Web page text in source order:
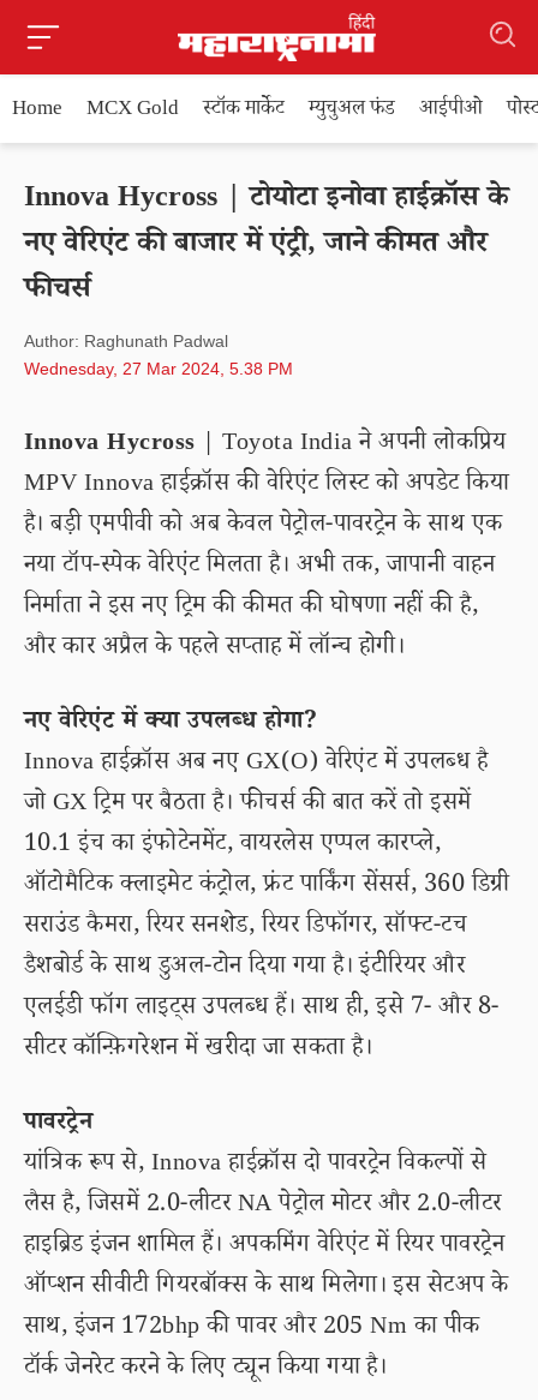
Home MCX Gold स्टॉक मार्केट म्युचुअल फंड आईपीओ
Innova Hycross | टोयोटा इनोवा हाईक्रॉस के
नए वेरिएंट की बाजार में एंट्री, जाने कीमत और
फीचर्स
Author: Raghunath Padwal
Wednesday, 27 Mar 2024, 5.38 PM
Innova Hycross | Toyota India ने अपनी लोकप्रिय
MPV Innova हाईक्रॉस की वेरिएंट लिस्ट को अपडेट किया
है। बड़ी एमपीवी को अब केवल पेट्रोल-पावरट्रेन के साथ एक
नया टॉप-स्पेक वेरिएंट मिलता है। अभी तक, जापानी वाहन
निर्माता ने इस नए ट्रिम की कीमत की घोषणा नहीं की है,
और कार अप्रैल के पहले सप्ताह में लॉन्च होगी।
नए वेरिएंट में क्या उपलब्ध होगा?
Innova हाईक्रॉस अब नए GX(O) वेरिएंट में उपलब्ध है
जो GX ट्रिम पर बैठता है। फीचर्स की बात करें तो इसमें
10.1 इंच का इंफोटेनमेंट, वायरलेस एप्पल कारप्ले,
ऑटोमैटिक क्लाइमेट कंट्रोल, फ्रंट पार्किंग सेंसर्स, 360 डिग्री
सराउंड कैमरा, रियर सनशेड, रियर डिफॉगर, सॉफ्ट-टच
डैशबोर्ड के साथ डुअल-टोन दिया गया है। इंटीरियर और
एलईडी फॉग लाइट्स उपलब्ध हैं। साथ ही, इसे 7- और 8-
सीटर कॉन्फ़िगरेशन में खरीदा जा सकता है।
पावरट्रेन
यांत्रिक रूप से, Innova हाईक्रॉस दो पावरट्रेन विकल्पों से
लैस है, जिसमें 2.0-लीटर NA पेट्रोल मोटर और 2.0-लीटर
हाइब्रिड इंजन शामिल हैं। अपकमिंग वेरिएंट में रियर पावरट्रेन
ऑप्शन सीवीटी गियरबॉक्स के साथ मिलेगा। इस सेटअप के
साथ, इंजन 172bhp की पावर और 205 Nm का पीक
टॉर्क जेनरेट करने के लिए ट्यून किया गया है।